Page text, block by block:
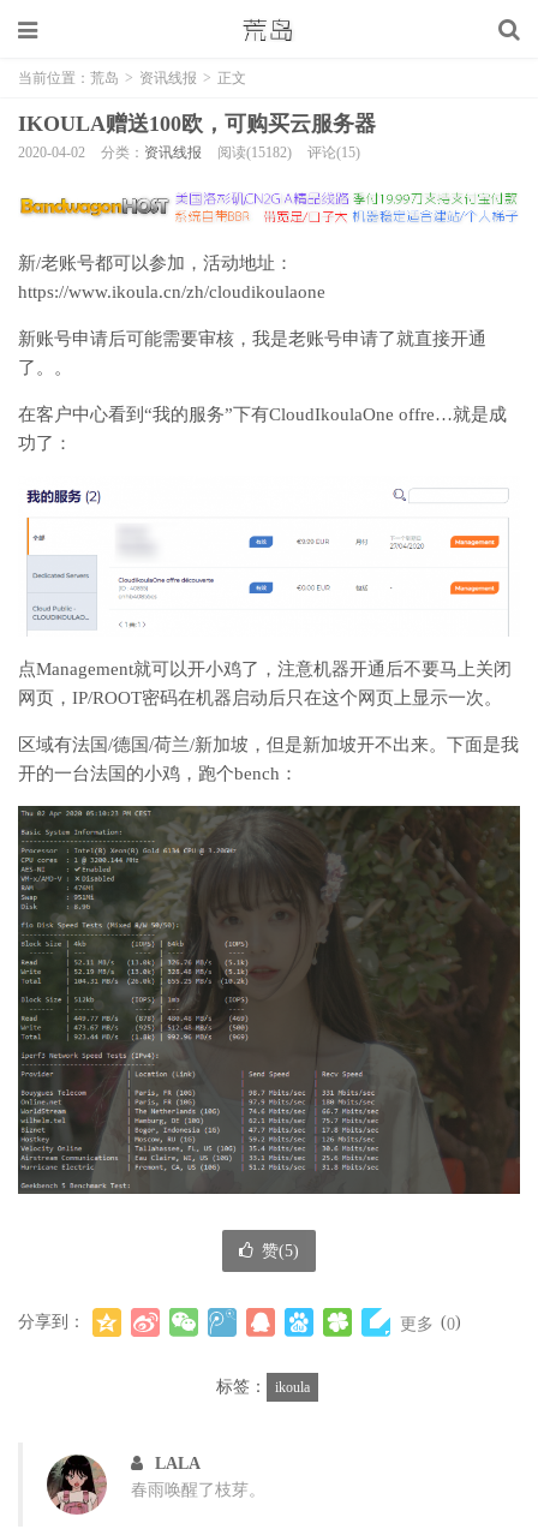
当前位置： 荒岛 > 资讯线报 > 正文
IKOULA赠送100欧，可购买云服务器
2020-04-02 分类： 资讯线报 阅读(15182) 评论(15)
新/老账号都可以参加，活动地址：
https://www.ikoula.cn/zh/cloudikoulaone
新账号申请后可能需要审核，我是老账号申请了就直接开通
了。。
在客户中心看到“我的服务”下有CloudIkoulaOne offre…就是成
功了：
点Management就可以开小鸡了，注意机器开通后不要马上关闭
网页，IP/ROOT密码在机器启动后只在这个网页上显示一次。
区域有法国/德国/荷兰/新加坡，但是新加坡开不出来。下面是我
开的一台法国的小鸡，跑个bench：
赞(5)
分享到： 更多 (0)
标签： ikoula
LALA
春雨唤醒了枝芽。